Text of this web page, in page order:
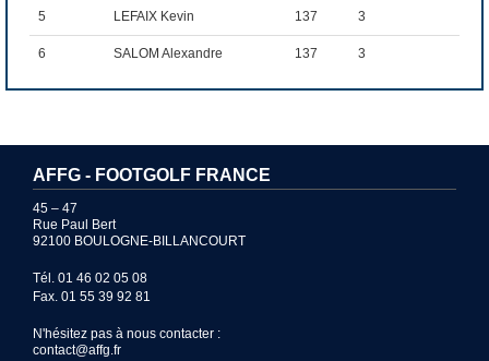
5 LEFAIX Kevin 137 3
6 SALOM Alexandre 137 3
6 MARCHAND Gwenaël 137 3
10
Showing 1 to 10 of 67 entries
Previous
AFFG - FOOTGOLF FRANCE
45 – 47
Rue Paul Bert
92100 BOULOGNE-BILLANCOURT
Tél. 01 46 02 05 08
Fax. 01 55 39 92 81
N'hésitez pas à nous contacter :
contact@affg.fr